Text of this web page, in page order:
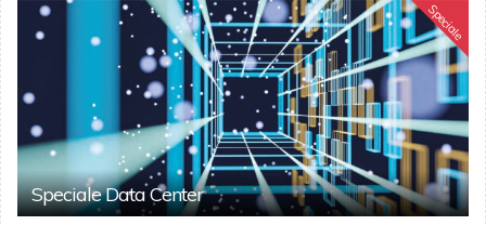
Speciale
Speciale Data Center